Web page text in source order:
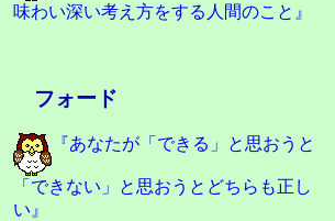
味わい深い考え方をする人間のこと』
フォード
『あなたが「できる」と思おうと
「できない」と思おうとどちらも正し
い』